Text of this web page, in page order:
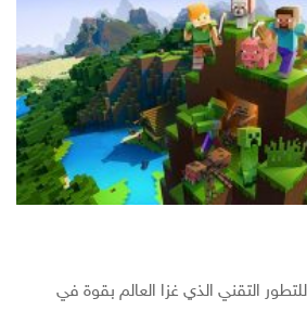
للتطور التقني الذي غزا العالم بقوة في